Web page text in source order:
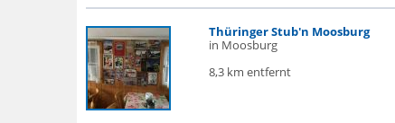
Thüringer Stub'n Moosburg
in Moosburg
8,3 km entfernt